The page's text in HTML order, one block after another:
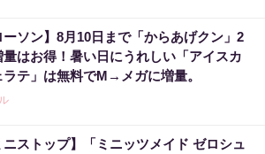
ーソン】8月10日まで「からあげクン」2
量はお得！暑い日にうれしい「アイスカ
ラテ」は無料でM→メガに増量。
ニストップ】「ミニッツメイド ゼロシュ